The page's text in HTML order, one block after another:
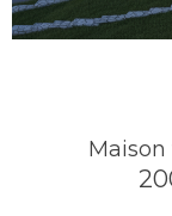
Maison